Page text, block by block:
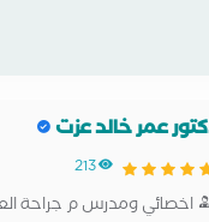
عمر خالد عزت
213
اخصائي ومدرس م جراحة